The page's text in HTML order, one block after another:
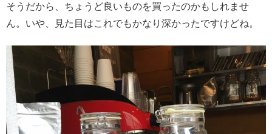
そうだから、ちょうど良いものを買ったのかもしれませ
ん。いや、見た目はこれでもかなり深かったですけどね。